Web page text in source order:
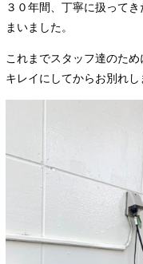
３０年間、丁寧に扱って
まいました。
これまでスタッフ達のた
キレイにしてからお別れし